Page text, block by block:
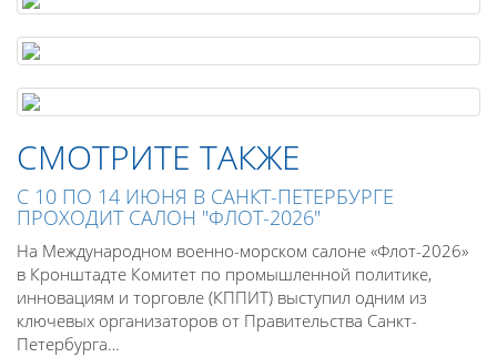
СМОТРИТЕ ТАКЖЕ
С 10 ПО 14 ИЮНЯ В САНКТ-ПЕТЕРБУРГЕ
ПРОХОДИТ САЛОН "ФЛОТ-2026"
На Международном военно-морском салоне «Флот-2026»
в Кронштадте Комитет по промышленной политике,
инновациям и торговле (КППИТ) выступил одним из
ключевых организаторов от Правительства Санкт-
Петербурга…